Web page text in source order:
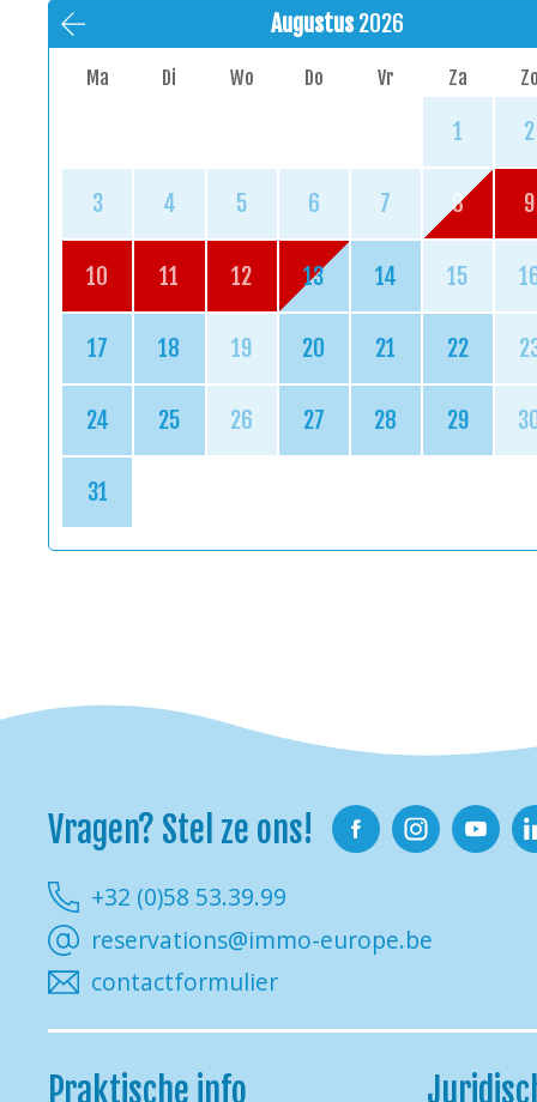
Augustus 2026
Ma Di Wo Do Vr Za Zo
1 2
3 4 5 6 7 8 9
10 11 12 13 14 15
17 18 19 20 21 22
24 25 26 27 28 29
31
Vragen? Stel ze ons!
+32 (0)58 53.39.99
reservations@immo-europe.be
contactformulier
Praktische info